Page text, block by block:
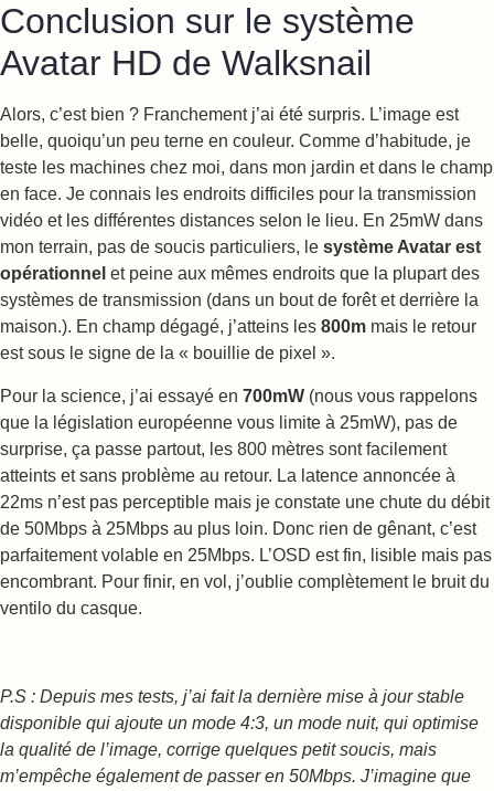
Conclusion sur le système
Avatar HD de Walksnail
Alors, c’est bien ? Franchement j’ai été surpris. L’image est
belle, quoiqu’un peu terne en couleur. Comme d’habitude, je
teste les machines chez moi, dans mon jardin et dans le champ
en face. Je connais les endroits difficiles pour la transmission
vidéo et les différentes distances selon le lieu. En 25mW dans
mon terrain, pas de soucis particuliers, le système Avatar est
opérationnel et peine aux mêmes endroits que la plupart des
systèmes de transmission (dans un bout de forêt et derrière la
maison.). En champ dégagé, j’atteins les 800m mais le retour
est sous le signe de la « bouillie de pixel ».
Pour la science, j’ai essayé en 700mW (nous vous rappelons
que la législation européenne vous limite à 25mW), pas de
surprise, ça passe partout, les 800 mètres sont facilement
atteints et sans problème au retour. La latence annoncée à
22ms n’est pas perceptible mais je constate une chute du débit
de 50Mbps à 25Mbps au plus loin. Donc rien de gênant, c’est
parfaitement volable en 25Mbps. L’OSD est fin, lisible mais pas
encombrant. Pour finir, en vol, j’oublie complètement le bruit du
ventilo du casque.
P.S : Depuis mes tests, j’ai fait la dernière mise à jour stable
disponible qui ajoute un mode 4:3, un mode nuit, qui optimise
la qualité de l’image, corrige quelques petit soucis, mais
m’empêche également de passer en 50Mbps. J’imagine que